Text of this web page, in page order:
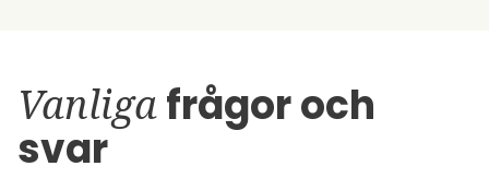
Vanligafrågor och
svar